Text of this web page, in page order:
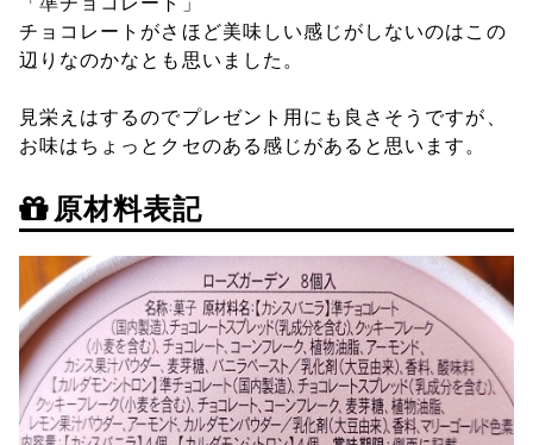
チョコレートがさほど美味しい感じがしないのはこの
辺りなのかなとも思いました。
見栄えはするのでプレゼント用にも良さそうですが、
お味はちょっとクセのある感じがあると思います。
原材料表記